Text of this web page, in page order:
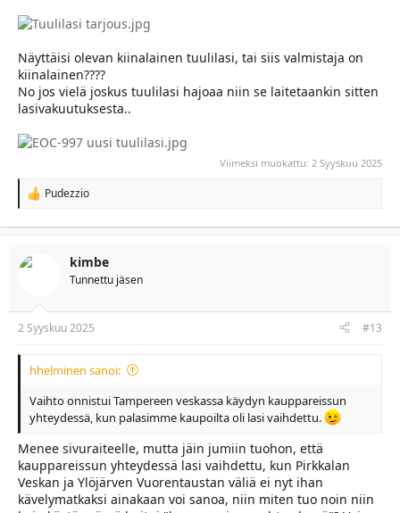
Näyttäisi olevan kiinalainen tuulilasi, tai siis valmistaja on
kiinalainen????
No jos vielä joskus tuulilasi hajoaa niin se laitetaankin sitten
lasivakuutuksesta..
Viimeksi muokattu: 2 Syyskuu 2025
R
a
t
i
s
:
Pudezzio
kimbe
Tunnettu jäsen
2 Syyskuu 2025 #13
hhelminen sanoi:
Vaihto onnistui Tampereen veskassa käydyn kauppareissun
yhteydessä, kun palasimme kaupoilta oli lasi vaihdettu.
Menee sivuraiteelle, mutta jäin jumiin tuohon, että
kauppareissun yhteydessä lasi vaihdettu, kun Pirkkalan
Veskan ja Ylöjärven Vuorentaustan väliä ei nyt ihan
kävelymatkaksi ainakaan voi sanoa, niin miten tuo noin niin